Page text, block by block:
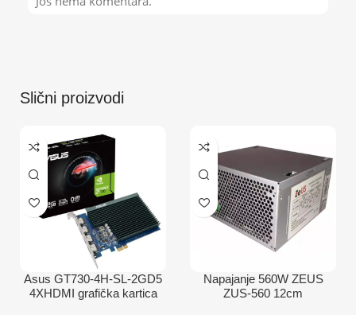
Slični proizvodi
Asus GT730-4H-SL-2GD5
4XHDMI grafička kartica
Napajanje 560W ZEUS
ZUS-560 12cm